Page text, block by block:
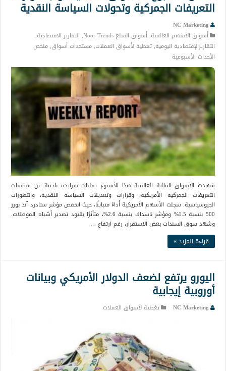
التعريفات الجمركية وتحولات السياسة النقدية
NC Marketing
أسواق الأسهم العالمية,أسواق السلع Noor Trends , التقارير الاقتصادية,
التقاريرالإقتصادية اليومية,تغطية لأسواق العملات,مستجدات أسواق,ملخص
الأحداث الأسبوعية
شهدت الأسواق المالية العالمية هذا الأسبوع تقلبات متزايدة ناجمة عن سياسات
التعريفات الجمركية الأمريكية، وقرارات وتعديلات السياسة النقدية، والتطورات
الجيوسياسية. سجلت الأسهم الأمريكية أداءً متباينًا، حيث انخفض مؤشر ستادرد آند بورز
500 بنسبة 1.5% ومؤشر ناسداك بنسبة 2.6%، متأثرًا بقيود تصدير أشباه الموصلات.
وشهد سوق السندات بعض الاستقرار، رغم ارتفاع …
قراءة المزيد »
اليورو يرتفع لضعف الدولار الأمريكي وبيانات
أوروبية إيجابية
NC Marketing تغطية لأسواق العملات